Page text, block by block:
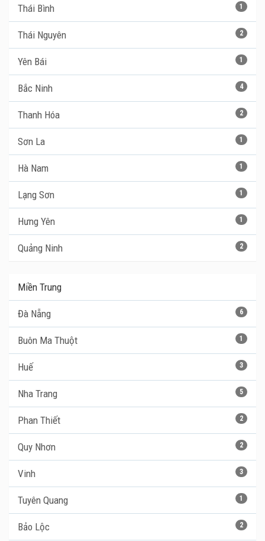
1
Thái Bình
2
Thái Nguyên
1
Yên Bái
4
Bắc Ninh
2
Thanh Hóa
1
Sơn La
1
Hà Nam
1
Lạng Sơn
1
Hưng Yên
2
Quảng Ninh
Miền Trung
6
Đà Nẵng
1
Buôn Ma Thuột
3
Huế
5
Nha Trang
2
Phan Thiết
2
Quy Nhơn
3
Vinh
1
Tuyên Quang
2
Bảo Lộc